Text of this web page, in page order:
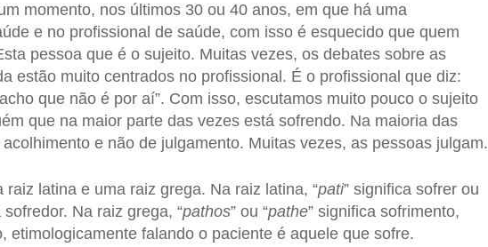
momento, nos últimos 30 ou 40 anos, em que há uma
e no profissional de saúde, com isso é esquecido que quem
pessoa que é o sujeito. Muitas vezes, os debates sobre as
estão muito centrados no profissional. É o profissional que diz:
que não é por aí”. Com isso, escutamos muito pouco o sujeito
que na maior parte das vezes está sofrendo. Na maioria das
e não de julgamento. Muitas vezes, as pessoas julgam.
raiz latina e uma raiz grega. Na raiz latina, “pati” significa sofrer ou
sofredor. Na raiz grega, “pathos” ou “pathe” significa sofrimento,
etimologicamente falando o paciente é aquele que sofre.